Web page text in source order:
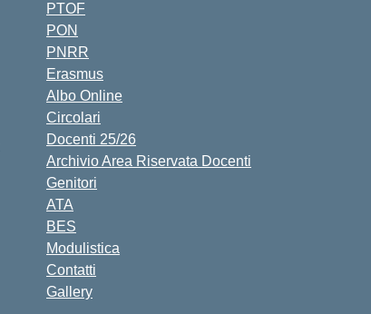
PTOF
PON
PNRR
Erasmus
Albo Online
Circolari
Docenti 25/26
Archivio Area Riservata Docenti
Genitori
ATA
BES
Modulistica
Contatti
Gallery